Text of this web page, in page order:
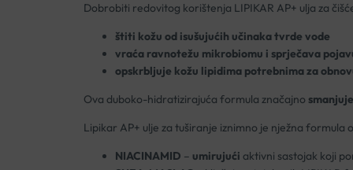
Dobrobiti redovitog korištenja LIPIKAR AP+ ulja za
štiti kožu od isušujućih učinaka tvrde vode
vraća ravnotežu mikrobiomu i sprječava
opskrbljuje kožu lipidima potrebnima za
Ova duboko-hidratizirajuća formula značajno
Lipikar AP+ ulje za tuširanje iznimno je nježna formula
NIACINAMID – umirujući aktivni sastojak koji